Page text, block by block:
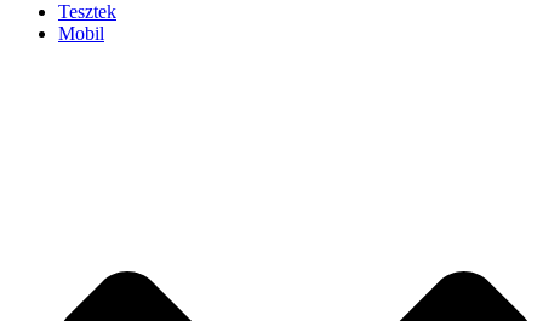
Tesztek
Mobil